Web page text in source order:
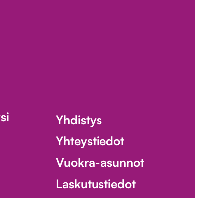
Yhdistys
Yhteystiedot
Vuokra-asunnot
Laskutustiedot